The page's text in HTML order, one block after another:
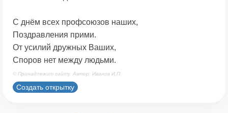
С днём всех профсоюзов наших,
Поздравления прими.
От усилий дружных Ваших,
Споров нет между людьми.
© Принадлежит сайту. Автор: Иванов И.П.
Создать открытку